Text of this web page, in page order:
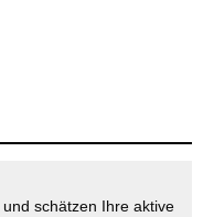
schätzen Ihre aktive